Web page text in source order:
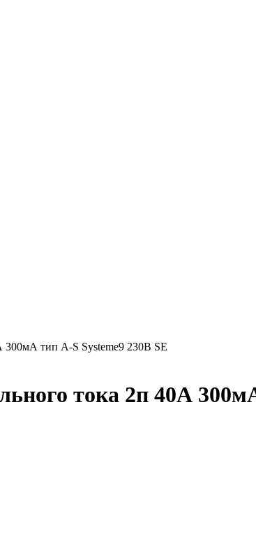
300мА тип A-S Systeme9 230В SE
тока 2п 40А